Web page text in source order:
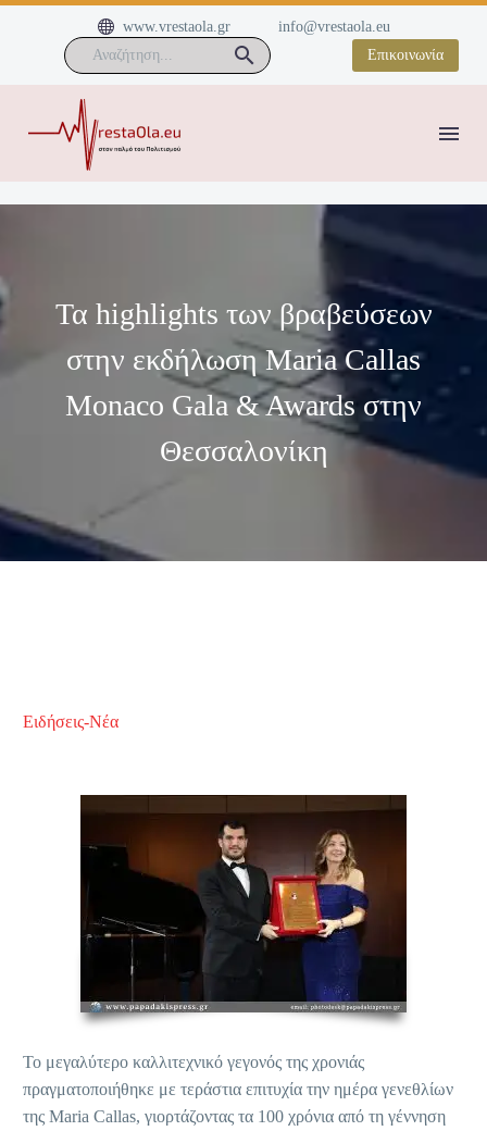

 www.vrestaola.gr
info@vrestaola.eu
Επικοινωνία
Τα highlights των βραβεύσεων
στην εκδήλωση Maria Callas
Monaco Gala & Awards στην
Θεσσαλονίκη
Ειδήσεις-Νέα
Το μεγαλύτερο καλλιτεχνικό γεγονός της χρονιάς
πραγματοποιήθηκε με τεράστια επιτυχία την ημέρα γενεθλίων
της Maria Callas, γιορτάζοντας τα 100 χρόνια από τη γέννηση